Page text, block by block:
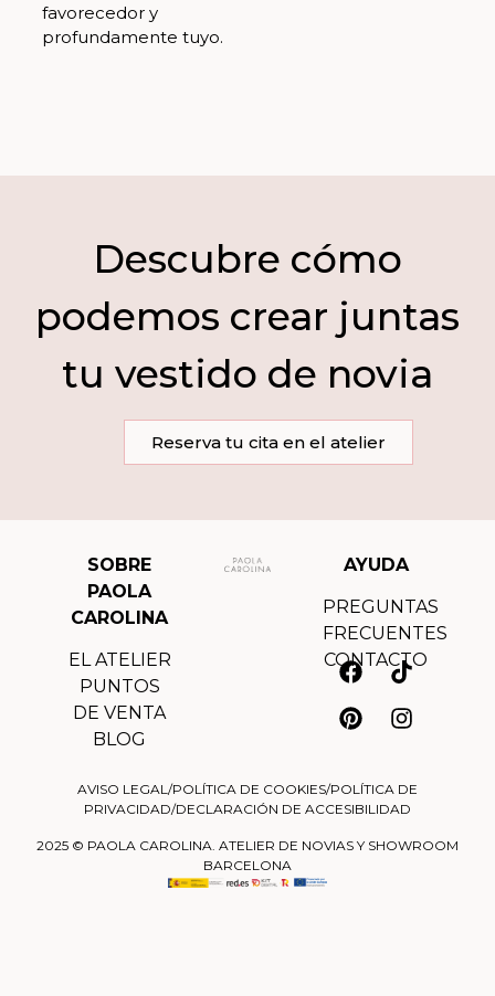
favorecedor y
profundamente tuyo.
Descubre cómo
podemos crear juntas
tu vestido de novia
Reserva tu cita en el atelier
SOBRE
PAOLA
CAROLINA
EL ATELIER
PUNTOS
DE VENTA
BLOG
AYUDA
PREGUNTAS
FRECUENTES
CONTACTO
AVISO LEGAL/POLÍTICA DE COOKIES/POLÍTICA DE
PRIVACIDAD/DECLARACIÓN DE ACCESIBILIDAD
2025 © PAOLA CAROLINA. ATELIER DE NOVIAS Y SHOWROOM
BARCELONA